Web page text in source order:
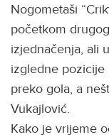
Nogometaši
početkom
izjednačenja, ali
izgledne pozicije
preko gola, a
Vukajlović.
Kako je vrijeme